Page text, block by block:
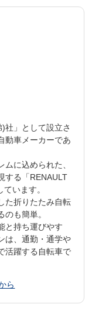
社」として設立さ
動車メーカーであ
に込められた、
する「RENAULT
います。
た折りたたみ自転
も簡単。
と持ち運びやす
は、通勤・通学や
活躍する自転車で
ら